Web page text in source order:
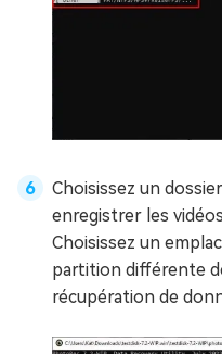
Choisissez un
enregistrer les
Choisissez un
partition différente
récupération de